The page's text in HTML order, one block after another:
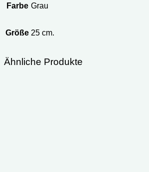
Farbe Grau
Größe 25 cm.
Ähnliche Produkte